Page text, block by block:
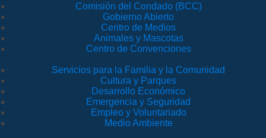
Comisión del Condado (BCC)
Gobierno Abierto
Centro de Medios
Animales y Mascotas
Centro de Convenciones
Servicios para la Familia y la Comunidad
Cultura y Parques
Desarrollo Económico
Emergencia y Seguridad
Empleo y Voluntariado
Medio Ambiente